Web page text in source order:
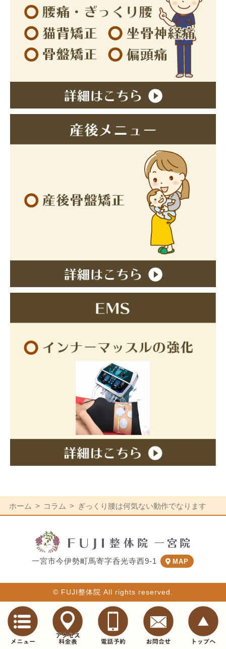
ホーム コラム ぎっくり腰は何気ない動作でなります
一宮市今伊勢町馬寄字呑光寺西9-1 MAP
© FUJI整体院 All rights reserved.